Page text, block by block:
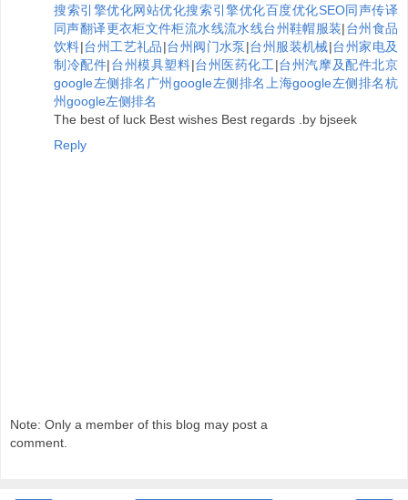
搜索引擎优化网站优化搜索引擎优化百度优化SEO同声传译
同声翻译更衣柜文件柜流水线流水线台州鞋帽服装|台州食品
饮料|台州工艺礼品|台州阀门水泵|台州服装机械|台州家电及
制冷配件|台州模具塑料|台州医药化工|台州汽摩及配件北京
google左侧排名 广州google左侧排名 上海google左侧排名杭
州google左侧排名
The best of luck Best wishes Best regards .by bjseek
Reply
Note: Only a member of this blog may post a
comment.